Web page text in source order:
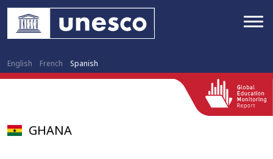
English French Spanish
GHANA